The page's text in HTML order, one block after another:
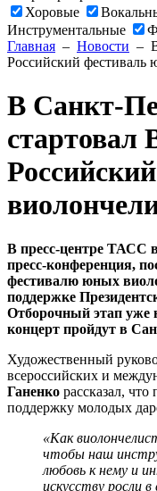
Хоровые
Инструментальные
Главная – Новости –
Российский фестиваль
В Санкт-
стартовал
В пресс-центре ТАСС
пресс-конференция,
фестивалю юных
поддержке
Отборочный этап уже
концерт пройдут в
Художественный
всероссийских и
Ганенко рассказал,
поддержку молодых
«Как
чтобы наш
любовь к нему и
искусству росли